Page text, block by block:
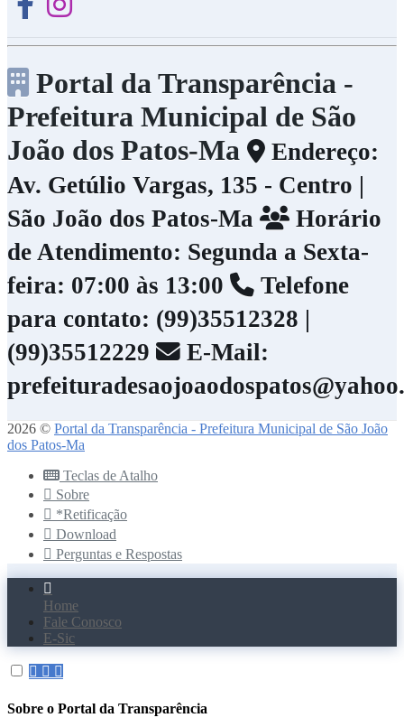
Portal da Transparência -
Prefeitura Municipal de São
João dos Patos-Ma
Endereço:
Av. Getúlio Vargas, 135 - Centro |
São João dos Patos-Ma
Horário
de Atendimento: Segunda a Sexta-
feira: 07:00 às 13:00
Telefone
para contato: (99)35512328 |
(99)35512229
E-Mail:
2026 © Portal da Transparência - Prefeitura Municipal de São João
dos Patos-Ma
Teclas de Atalho
Sobre
*Retificação
Download
Perguntas e Respostas
Home
Fale Conosco
E-Sic
Sobre o Portal da Transparência